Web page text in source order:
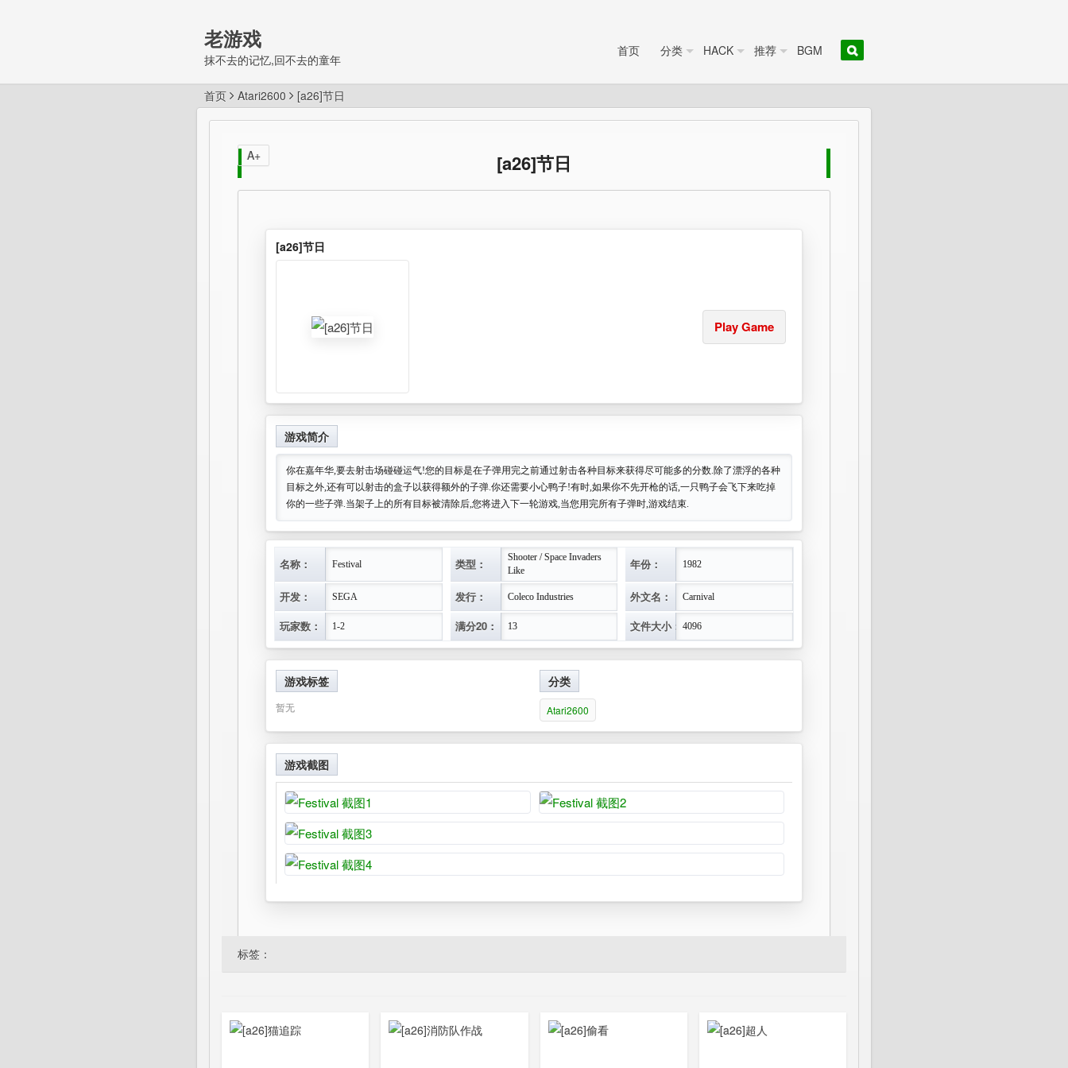
老游戏
抹不去的记忆,回不去的童年
首页 分类 HACK 推荐 BGM
首页 Atari2600 [a26]节日
[a26]节日
[a26]节日
Play Game
游戏简介
你在嘉年华,要去射击场碰碰运气!您的目标是在子弹用完之前通过射击各种目标来获得尽可能多的分数.除了漂浮的各种
目标之外,还有可以射击的盒子以获得额外的子弹.你还需要小心鸭子!有时,如果你不先开枪的话,一只鸭子会飞下来吃掉
你的一些子弹.当架子上的所有目标被清除后,您将进入下一轮游戏,当您用完所有子弹时,游戏结束.
名称： Festival 类型：
Shooter / Space Invaders
Like
年份： 1982
开发： SEGA 发行： Coleco Industries 外文名： Carnival
玩家数： 1-2 满分20： 13 文件大小： 4096
游戏标签
暂无
分类
Atari2600
游戏截图
A+
标签：